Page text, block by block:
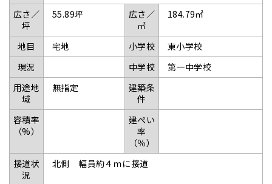
広さ／
坪
55.89坪
広さ／
㎡
184.79㎡
地目 宅地 小学校
東小学校
現況
中学校
第一中学校
用途地
域
無指定
建築条
件
容積率
（%）
建ぺい
率
（％）
接道状
況
北側 幅員約４ｍに接道